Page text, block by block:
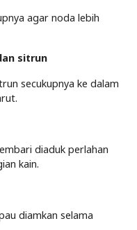
agar noda lebih
sitrun
secukupnya ke dalam
diaduk perlahan
kain.
diamkan selama